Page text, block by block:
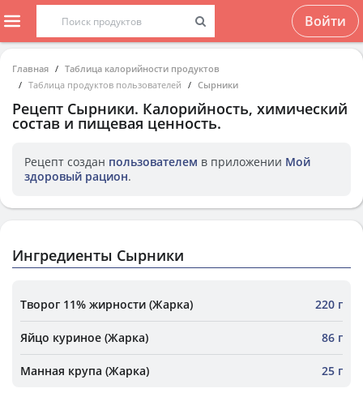
Войти
Главная
Таблица калорийности продуктов
Таблица продуктов пользователей
Сырники
Рецепт Сырники. Калорийность, химический
состав и пищевая ценность.
Рецепт создан пользователем в приложении Мой
здоровый рацион.
Ингредиенты Сырники
Творог 11% жирности (Жарка) 220 г
Яйцо куриное (Жарка) 86 г
Манная крупа (Жарка) 25 г